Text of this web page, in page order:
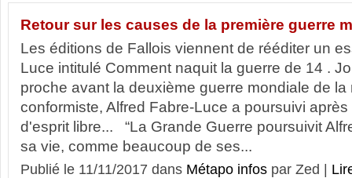
Retour sur les causes de la première guerre
Les éditions de Fallois viennent de rééditer un
Luce intitulé Comment naquit la guerre de 14 .
proche avant la deuxième guerre mondiale de
conformiste, Alfred Fabre-Luce a poursuivi
d'esprit libre... “La Grande Guerre poursuivit
sa vie, comme beaucoup de ses...
Publié le 11/11/2017 dans Métapo infos par Zed |